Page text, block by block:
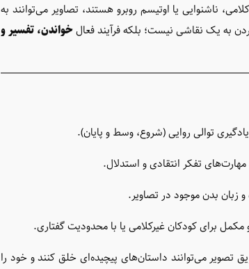
ناشنوایی یا اوتیسم روبرو هستند، تصاویر می‌توانند به
به یک نقاشی نیست؛ بلکه فرآیند فعالخواندن، تفسیر و
توالی روایی (شروع، وسط و پایان).
تفکر انتقادی و استدلال.
زبان بدن موجود در تصاویر.
برای کودکان غیرکلامی یا با محدودیت گفتاری.
تصویر می‌توانند داستان‌های پیچیده‌ای خلق کنند و خود را